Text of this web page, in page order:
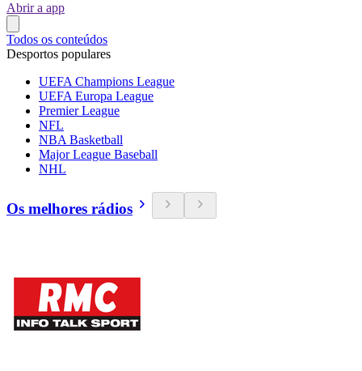
Abrir a app
Todos os conteúdos
Desportos populares
UEFA Champions League
UEFA Europa League
Premier League
NFL
NBA Basketball
Major League Baseball
NHL
Os melhores rádios